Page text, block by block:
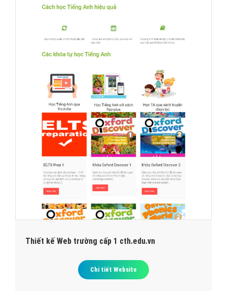
Thiết kế Web trường cấp 1 cth.edu.vn
Chi tiết Website